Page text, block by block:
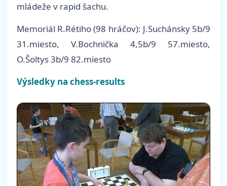
mládeže v rapid šachu.
Memoriál R.Rétiho (98 hráčov): J.Suchánsky 5b/9
31.miesto, V.Bochnička 4,5b/9 57.miesto,
O.Šoltys 3b/9 82.miesto
Výsledky na chess-results